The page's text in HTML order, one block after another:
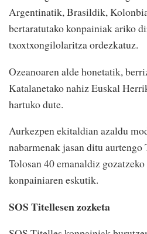
Argentinatik, Brasildik,
bertaratutako konpainiak ariko
txoxtxongilolaritza ordezkatuz.
Ozeanoaren alde honetatik,
Katalanetako nahiz Euskal
hartuko dute.
Aurkezpen ekitaldian azaldu
nabarmenak jasan ditu
Tolosan 40 emanaldiz
konpainiaren eskutik.
SOS Titellesen zozketa